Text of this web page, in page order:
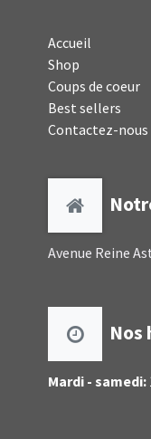
Accueil
Shop
Coups de coeur
Best sellers
Contactez-nous
Avenue Reine
Nos
Mardi - samedi: